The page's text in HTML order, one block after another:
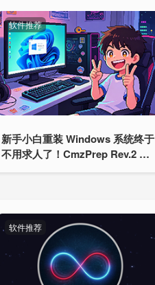
软件推荐
新手小白重装 Windows 系统终于
不用求人了！CmzPrep Rev.2 一
键重装
软件推荐